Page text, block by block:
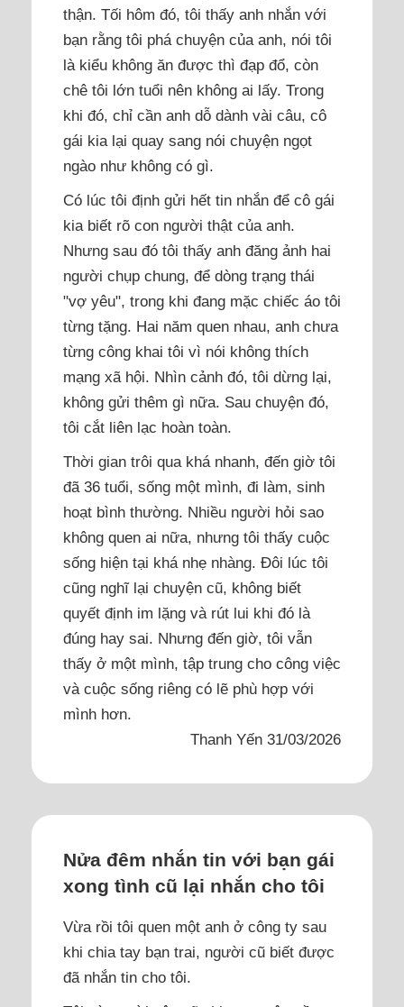
thận. Tối hôm đó, tôi thấy anh nhắn với
bạn rằng tôi phá chuyện của anh, nói tôi
là kiểu không ăn được thì đạp đổ, còn
chê tôi lớn tuổi nên không ai lấy. Trong
khi đó, chỉ cần anh dỗ dành vài câu, cô
gái kia lại quay sang nói chuyện ngọt
ngào như không có gì.
Có lúc tôi định gửi hết tin nhắn để cô gái
kia biết rõ con người thật của anh.
Nhưng sau đó tôi thấy anh đăng ảnh hai
người chụp chung, để dòng trạng thái
"vợ yêu", trong khi đang mặc chiếc áo tôi
từng tặng. Hai năm quen nhau, anh chưa
từng công khai tôi vì nói không thích
mạng xã hội. Nhìn cảnh đó, tôi dừng lại,
không gửi thêm gì nữa. Sau chuyện đó,
tôi cắt liên lạc hoàn toàn.
Thời gian trôi qua khá nhanh, đến giờ tôi
đã 36 tuổi, sống một mình, đi làm, sinh
hoạt bình thường. Nhiều người hỏi sao
không quen ai nữa, nhưng tôi thấy cuộc
sống hiện tại khá nhẹ nhàng. Đôi lúc tôi
cũng nghĩ lại chuyện cũ, không biết
quyết định im lặng và rút lui khi đó là
đúng hay sai. Nhưng đến giờ, tôi vẫn
thấy ở một mình, tập trung cho công việc
và cuộc sống riêng có lẽ phù hợp với
mình hơn.
Thanh Yến 31/03/2026
Nửa đêm nhắn tin với bạn gái
xong tình cũ lại nhắn cho tôi
Vừa rồi tôi quen một anh ở công ty sau
khi chia tay bạn trai, người cũ biết được
đã nhắn tin cho tôi.